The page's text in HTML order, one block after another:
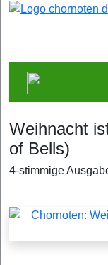
Weihnacht
of Bells)
4-stimmige